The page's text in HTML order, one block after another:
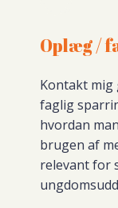
Oplæg /
Kontakt
faglig
hvordan
brugen af
relevant for